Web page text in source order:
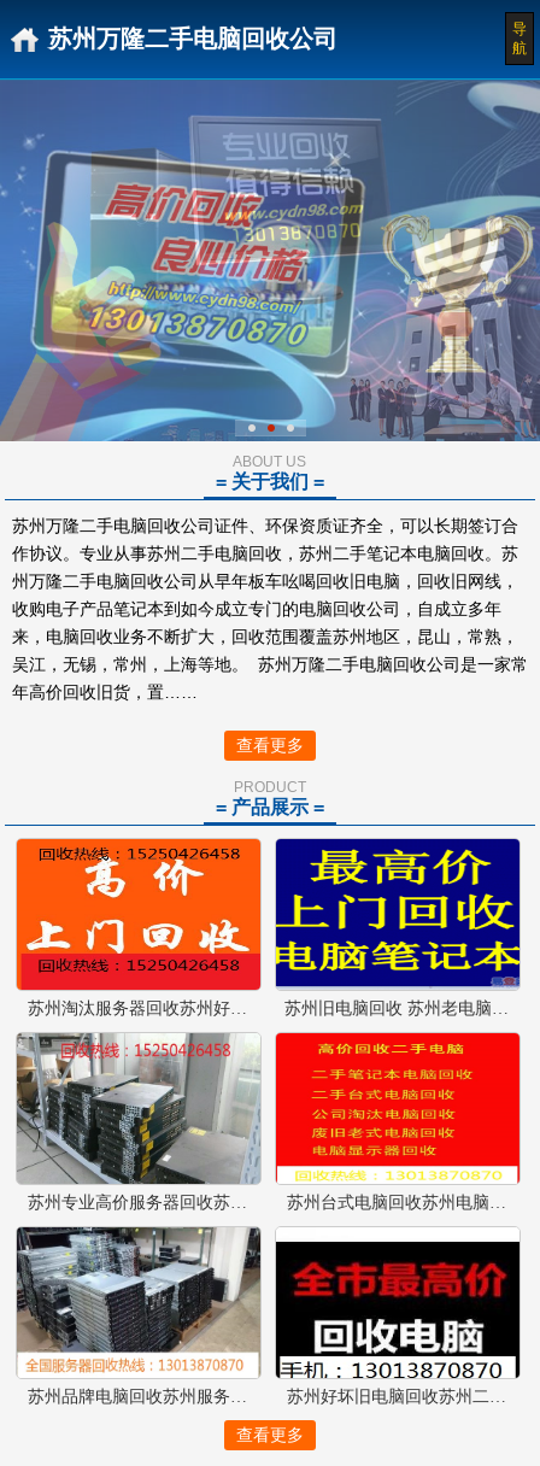
苏州万隆二手电脑回收公司
导
航
ABOUT US
= 关于我们 =
苏州万隆二手电脑回收公司证件、环保资质证齐全，可以长期签订合
作协议。专业从事苏州二手电脑回收，苏州二手笔记本电脑回收。苏
州万隆二手电脑回收公司从早年板车吆喝回收旧电脑，回收旧网线，
收购电子产品笔记本到如今成立专门的电脑回收公司，自成立多年
来，电脑回收业务不断扩大，回收范围覆盖苏州地区，昆山，常熟，
吴江，无锡，常州，上海等地。 苏州万隆二手电脑回收公司是一家常
年高价回收旧货，置……
查看更多
PRODUCT
= 产品展示 =
苏州淘汰服务器回收苏州好坏电脑回收苏州旧电脑回收
苏州旧电脑回收 苏州老电脑回收
苏州专业高价服务器回收苏州服务器配件回收苏州交换机回收
苏州台式电脑回收苏州电脑回收
苏州品牌电脑回收苏州服务器回收好坏都可以苏州好坏旧电脑回收苏州二手电
查看更多